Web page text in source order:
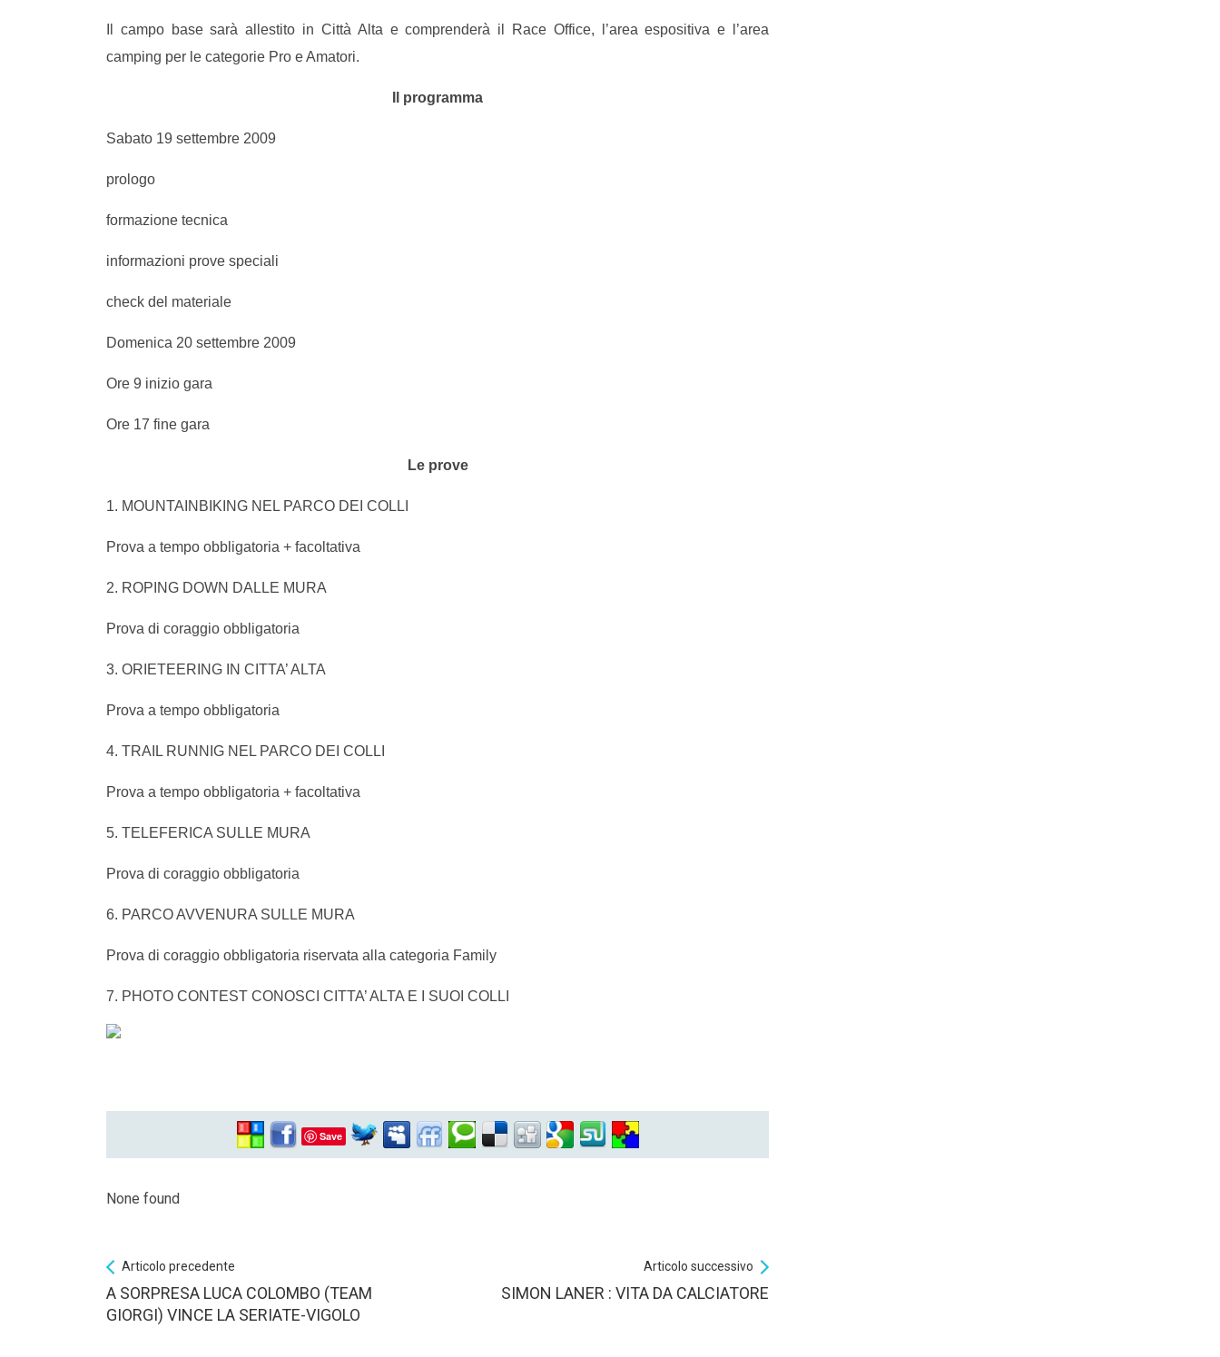
Il campo base sarà allestito in Città Alta e comprenderà il Race Office, l’area espositiva e l’area
camping per le categorie Pro e Amatori.
Il programma
Sabato 19 settembre 2009
prologo
formazione tecnica
informazioni prove speciali
check del materiale
Domenica 20 settembre 2009
Ore 9 inizio gara
Ore 17 fine gara
Le prove
1. MOUNTAINBIKING NEL PARCO DEI COLLI
Prova a tempo obbligatoria + facoltativa
2. ROPING DOWN DALLE MURA
Prova di coraggio obbligatoria
3. ORIETEERING IN CITTA’ ALTA
Prova a tempo obbligatoria
4. TRAIL RUNNIG NEL PARCO DEI COLLI
Prova a tempo obbligatoria + facoltativa
5. TELEFERICA SULLE MURA
Prova di coraggio obbligatoria
6. PARCO AVVENURA SULLE MURA
Prova di coraggio obbligatoria riservata alla categoria Family
7. PHOTO CONTEST CONOSCI CITTA’ ALTA E I SUOI COLLI
Save
None found
Articolo precedente
A SORPRESA LUCA COLOMBO (TEAM
GIORGI) VINCE LA SERIATE-VIGOLO
Articolo successivo
SIMON LANER : VITA DA CALCIATORE